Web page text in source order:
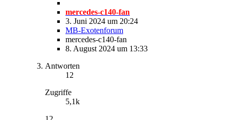
mercedes-c140-fan
3. Juni 2024 um 20:24
MB-Exotenforum
mercedes-c140-fan
8. August 2024 um 13:33
Antworten
12
Zugriffe
5,1k